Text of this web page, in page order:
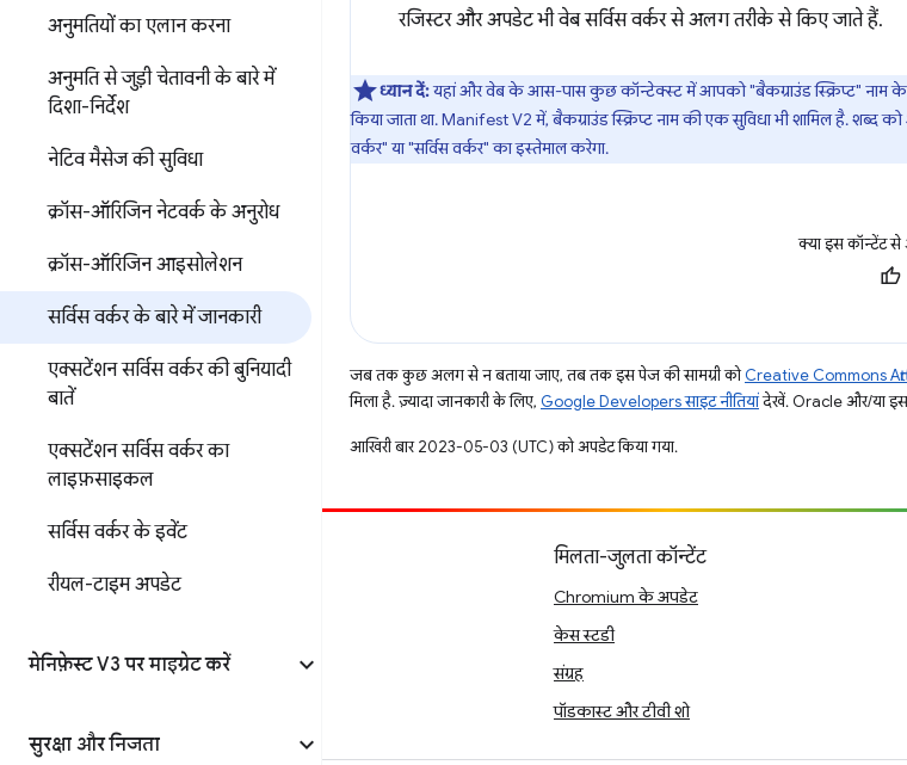
अनुमतियों का एलान करना
अनुमति से जुड़ी चेतावनी के बारे में
दिशा-निर्देश
नेटिव मैसेज की सुविधा
क्रॉस-ऑरिजिन नेटवर्क के अनुरोध
क्रॉस-ऑरिजिन आइसोलेशन
सर्विस वर्कर के बारे में जानकारी
एक्सटेंशन सर्विस वर्कर की बुनियादी
बातें
एक्सटेंशन सर्विस वर्कर का
लाइफ़साइकल
सर्विस वर्कर के इवेंट
रीयल-टाइम अपडेट
मेनिफ़ेस्ट V3 पर माइग्रेट करें
सुरक्षा और निजता
रजिस्टर और अपडेट भी वेब सर्विस वर्कर से अलग तरीके से किए जाते हैं.
ध्यान दें:यहां और वेब के आस-पास कुछ कॉन्टेक्स्ट में आपको "बैकग्राउंड स्क्रिप्ट" नाम के
किया जाता था. Manifest V2 में, बैकग्राउंड स्क्रिप्ट नाम की एक सुविधा भी शामिल है.
वर्कर" या "सर्विस वर्कर" का इस्तेमाल करेगा.
क्या इस कॉन्टेंट
जब तक कुछ अलग से न बताया जाए, तब तक इस पेज की सामग्री कोCreative Commons
मिला है. ज़्यादा जानकारी के लिए, Google Developers साइट नीतियांदेखें. Oracle और/या इससे
आखिरी बार 2023-05-03 (UTC) को अपडेट किया गया.
बग दायर करें
मिलता-जुलता कॉन्टेंट
Chromium के अपडेट
केस स्टडी
संग्रह
पॉडकास्ट और टीवी शो